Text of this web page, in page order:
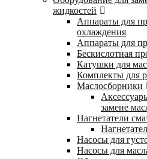
жидкостей
Аппараты для
охлаждения
Аппараты для
Бескислотная
Катушки для
Комплекты для
Маслосборники
замене
Нагнетатели
Насосы для
Насосы для